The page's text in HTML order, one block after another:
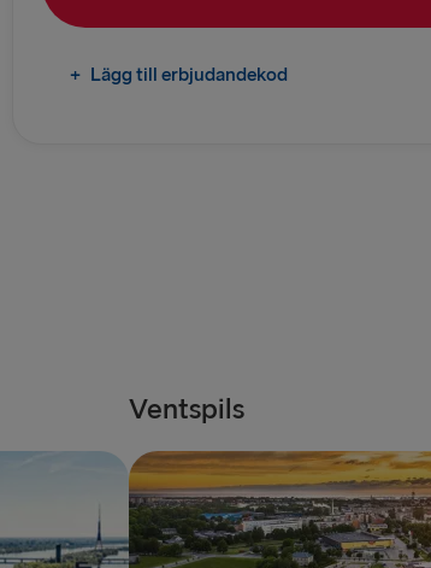
Ventspils → Nynäshamn
RESTEN AV EUROPA
+ Lägg till erbjudandekod
Ventspils